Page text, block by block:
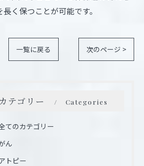
く保つことが可能です。
一覧に戻る 次のページ >
カテゴリー Categories
てのカテゴリー
ん
トピー